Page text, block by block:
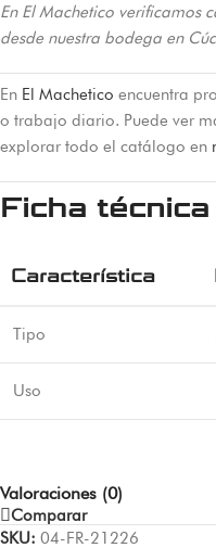
En El Machetico verificamos
desde nuestra bodega en
En El Machetico encuentra
o trabajo diario. Puede ver
explorar todo el catálogo en
Ficha técnica
Característica
Tipo
Uso
Valoraciones (0)
Comparar
SKU: 04-FR-21226